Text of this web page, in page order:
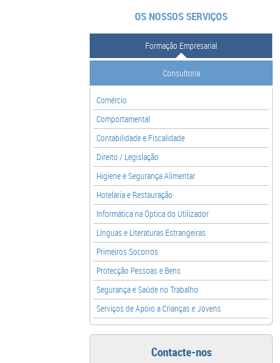
OS NOSSOS SERVIÇOS
Formação Empresarial
Consultoria
Comércio
Comportamental
Contabilidade e Fiscalidade
Direito / Legislação
Higiene e Segurança Alimentar
Hotelaria e Restauração
Informática na Óptica do Utilizador
Línguas e Literaturas Estrangeiras
Primeiros Socorros
Protecção Pessoas e Bens
Segurança e Saúde no Trabalho
Serviços de Apoio a Crianças e Jovens
Contacte-nos